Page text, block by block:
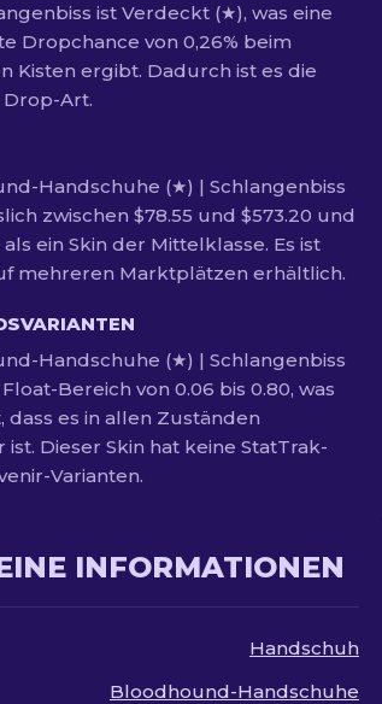
ist Verdeckt (★), was eine
Dropchance von 0,26% beim
Kisten ergibt. Dadurch ist es die
Art.
Handschuhe (★) | Schlangenbiss
zwischen $78.55 und $573.20 und
ein Skin der Mittelklasse. Es ist
mehreren Marktplätzen erhältlich.
Handschuhe (★) | Schlangenbiss
Bereich von 0.06 bis 0.80, was
dass es in allen Zuständen
Dieser Skin hat keine StatTrak-
Varianten.
INFORMATIONEN
Handschuh
Bloodhound-Handschuhe